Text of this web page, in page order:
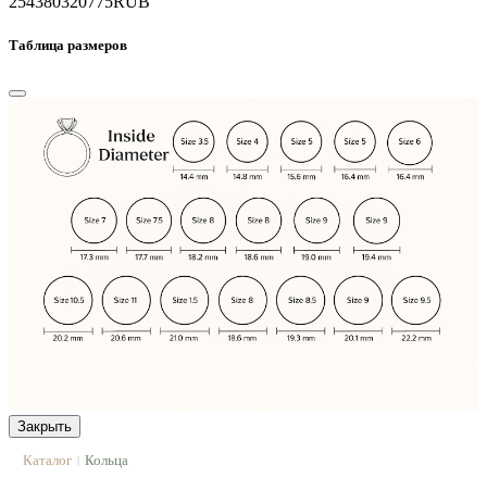
Таблица размеров
Закрыть
Каталог | Кольца